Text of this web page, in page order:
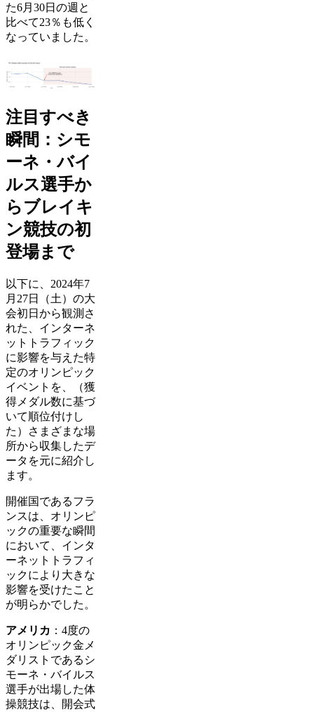
た6月30日の週と
比べて23％も低く
なっていました。
注目すべき
瞬間：シモ
ーネ・バイ
ルス選手か
らブレイキ
ン競技の初
登場まで
以下に、2024年7
月27日（土）の大
会初日から観測さ
れた、インターネ
ットトラフィック
に影響を与えた特
定のオリンピック
イベントを、（獲
得メダル数に基づ
いて順位付けし
た）さまざまな場
所から収集したデ
ータを元に紹介し
ます。
開催国であるフラ
ンスは、オリンピ
ックの重要な瞬間
において、インタ
ーネットトラフィ
ックにより大きな
影響を受けたこと
が明らかでした。
アメリカ ：4度の
オリンピック金メ
ダリストであるシ
モーネ・バイルス
選手が出場した体
操競技は、開会式